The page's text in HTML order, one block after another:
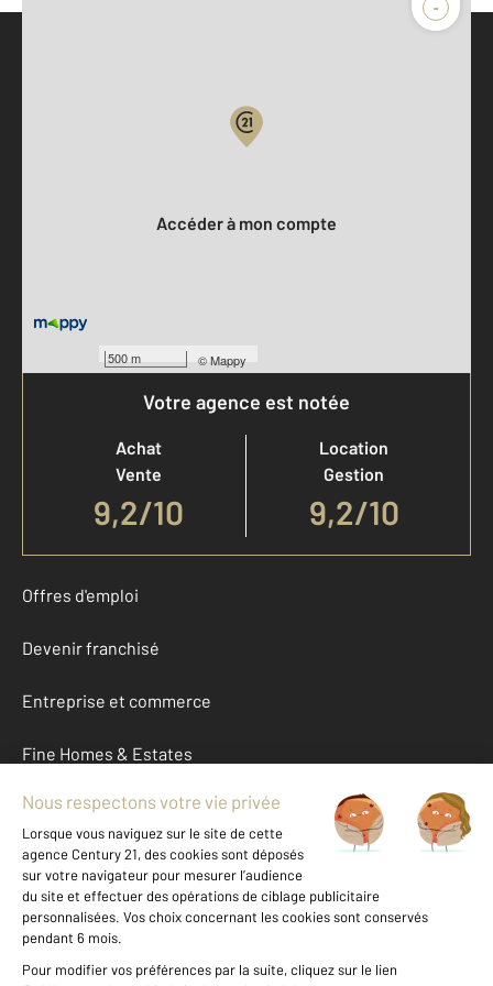
-
500 m ©Mappy
Accéder à mon compte
Votre agence est notée
Achat
Vente
9,2/10
Location
Gestion
9,2/10
Offres d'emploi
Devenir franchisé
Entreprise et commerce
Fine Homes & Estates
À propos
International
Nous contacter